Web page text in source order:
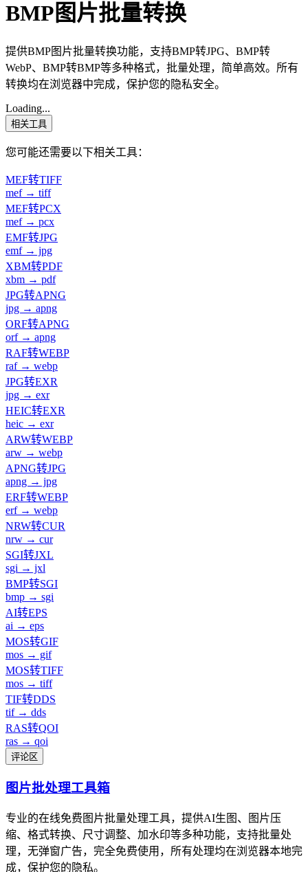
BMP图片批量转换
提供BMP图片批量转换功能，支持BMP转JPG、BMP转
WebP、BMP转BMP等多种格式，批量处理，简单高效。所有
转换均在浏览器中完成，保护您的隐私安全。
Loading...
相关工具
您可能还需要以下相关工具：
MEF转TIFF
mef → tiff
MEF转PCX
mef → pcx
EMF转JPG
emf → jpg
XBM转PDF
xbm → pdf
JPG转APNG
jpg → apng
ORF转APNG
orf → apng
RAF转WEBP
raf → webp
JPG转EXR
jpg → exr
HEIC转EXR
heic → exr
ARW转WEBP
arw → webp
APNG转JPG
apng → jpg
ERF转WEBP
erf → webp
NRW转CUR
nrw → cur
SGI转JXL
sgi → jxl
BMP转SGI
bmp → sgi
AI转EPS
ai → eps
MOS转GIF
mos → gif
MOS转TIFF
mos → tiff
TIF转DDS
tif → dds
RAS转QOI
ras → qoi
评论区
图片批处理工具箱
专业的在线免费图片批量处理工具，提供AI生图、图片压
缩、格式转换、尺寸调整、加水印等多种功能，支持批量处
理，无弹窗广告，完全免费使用，所有处理均在浏览器本地完
成，保护您的隐私。